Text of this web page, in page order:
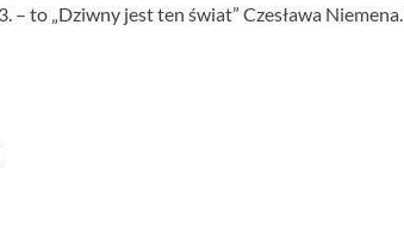
– to „Dziwny jest ten świat” Czesława Niemena.